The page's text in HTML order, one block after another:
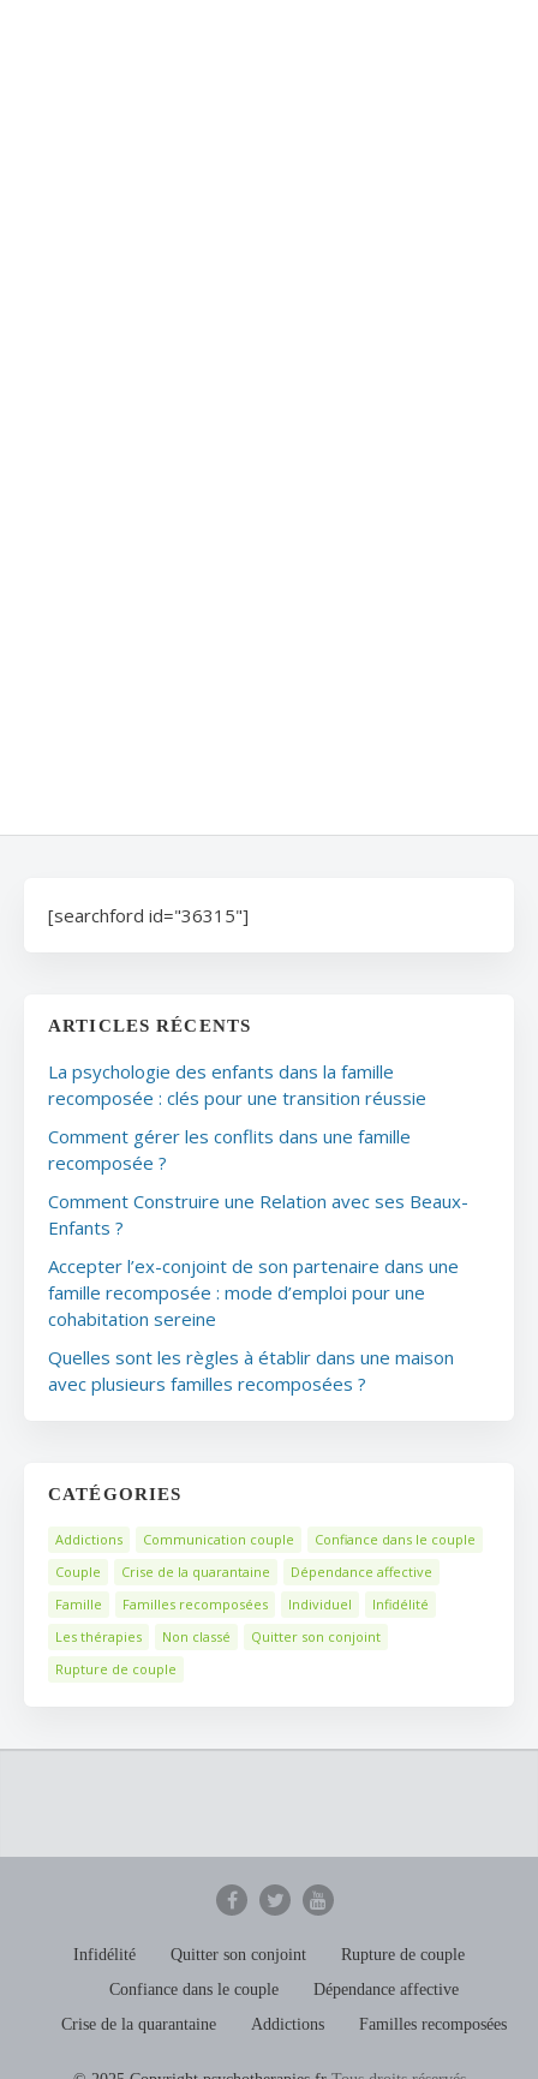
[searchford id="36315"]
ARTICLES RÉCENTS
La psychologie des enfants dans la famille
recomposée : clés pour une transition réussie
Comment gérer les conflits dans une famille
recomposée ?
Comment Construire une Relation avec ses Beaux-
Enfants ?
Accepter l’ex-conjoint de son partenaire dans une
famille recomposée : mode d’emploi pour une
cohabitation sereine
Quelles sont les règles à établir dans une maison
avec plusieurs familles recomposées ?
CATÉGORIES
Addictions Communication couple
Confiance dans le couple
Couple
Crise de la quarantaine
Dépendance affective
Famille
Familles recomposées Individuel
Infidélité
Les thérapies
Non classé
Quitter son conjoint
Rupture de couple
Infidélité Quitter son conjoint
Rupture de couple
Confiance dans le couple
Dépendance affective
Crise de la quarantaine
Addictions Familles recomposées